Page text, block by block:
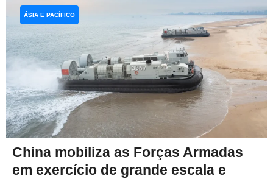
China mobiliza as Forças Armadas
em exercício de grande escala e
ÁSIA E PACÍFICO